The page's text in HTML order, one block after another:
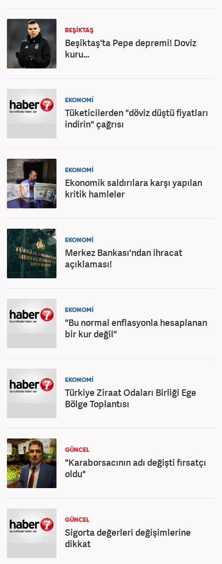
BEŞIKTAŞ
Beşiktaş'ta Pepe depremi! Doviz
kuru...
EKONOMİ
Tüketicilerden "döviz düştü fiyatları
indirin" çağrısı
EKONOMİ
Ekonomik saldırılara karşı yapılan
kritik hamleler
EKONOMİ
Merkez Bankası'ndan ihracat
açıklaması!
EKONOMİ
"Bu normal enflasyonla hesaplanan
bir kur değil"
EKONOMİ
Türkiye Ziraat Odaları Birliği Ege
Bölge Toplantısı
GÜNCEL
"Karaborsacının adı değişti fırsatçı
oldu"
GÜNCEL
Sigorta değerleri değişimlerine
dikkat